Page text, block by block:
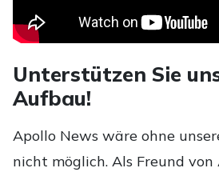
Unterstützen Sie
Aufbau!
Apollo News wäre ohne
nicht möglich. Als Freund von